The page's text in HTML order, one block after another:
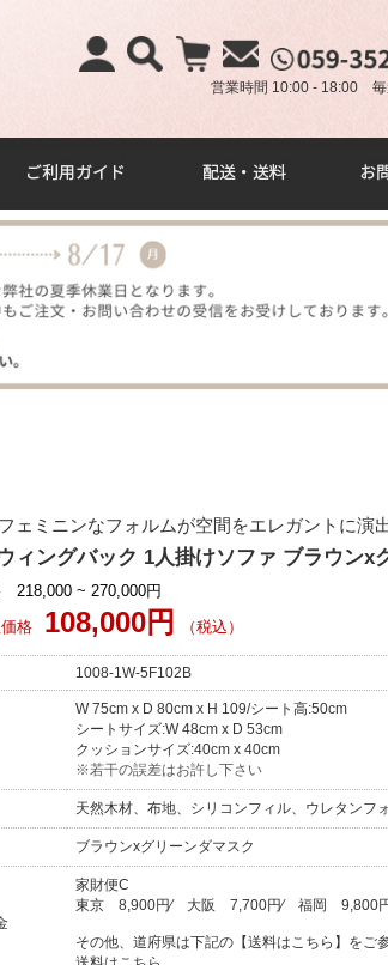
営業時間 10:00 - 18:00 毎
ェミニンなフォルムが空間をエレガントに演
ィングバック 1人掛けソファ ブラウンx
218,000 ~ 270,000円
格
108,000円 （税込）
1008-1W-5F102B
W 75cm x D 80cm x H 109/シート高:50cm
シートサイズ:W 48cm x D 53cm
クッションサイズ:40cm x 40cm
※若干の誤差はお許し下さい
天然木材、布地、シリコンフィル、ウレタンフ
ブラウンxグリーンダマスク
家財便C
東京
8,900円⁄ 大阪 7,700円⁄ 福岡 9,800
その他、道府県は下記の【送料はこちら】をご